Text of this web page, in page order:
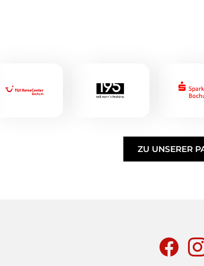
ZU UNSERER